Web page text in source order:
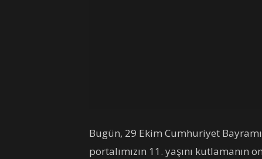
Bugün, 29 Ekim Cumhuriyet
portalımızın 11. yaşını